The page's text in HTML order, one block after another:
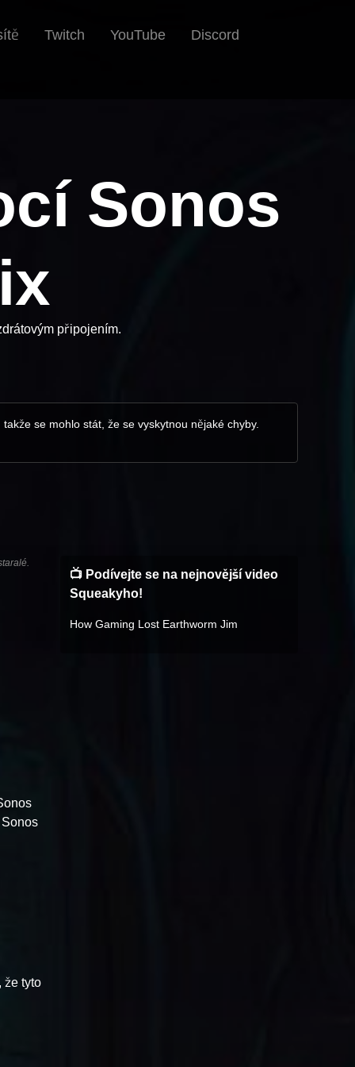
Twitch YouTube Discord
Sonos
připojením.
se mohlo stát, že se vyskytnou nějaké chyby.
že tyto
📺 Podívejte se na nejnovější video
Squeakyho!
How Gaming Lost Earthworm Jim